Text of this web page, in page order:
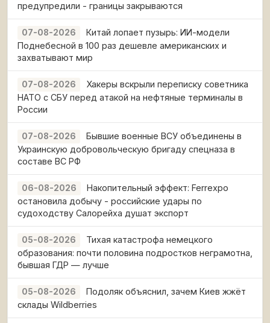
предупредили - границы закрываются
07-08-2026
Китай лопает пузырь: ИИ-модели
Поднебесной в 100 раз дешевле американских и
захватывают мир
07-08-2026
Хакеры вскрыли переписку советника
НАТО с СБУ перед атакой на нефтяные терминалы в
России
07-08-2026
Бывшие военные ВСУ объединены в
Украинскую добровольческую бригаду спецназа в
составе ВС РФ
06-08-2026
Накопительный эффект: Ferrexpo
остановила добычу - российские удары по
судоходству Салорейха душат экспорт
05-08-2026
Тихая катастрофа немецкого
образования: почти половина подростков неграмотна,
бывшая ГДР — лучше
05-08-2026
Подоляк объяснил, зачем Киев жжёт
склады Wildberries